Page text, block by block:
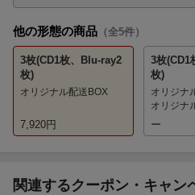
他の形態の商品 （全5件）
3枚(CD1枚、Blu-ray2
枚)
オリジナル配送BOX
7,920円
3枚(CD1
枚)
オリジナ
オリジナ
ー
関連するクーポン・キャン